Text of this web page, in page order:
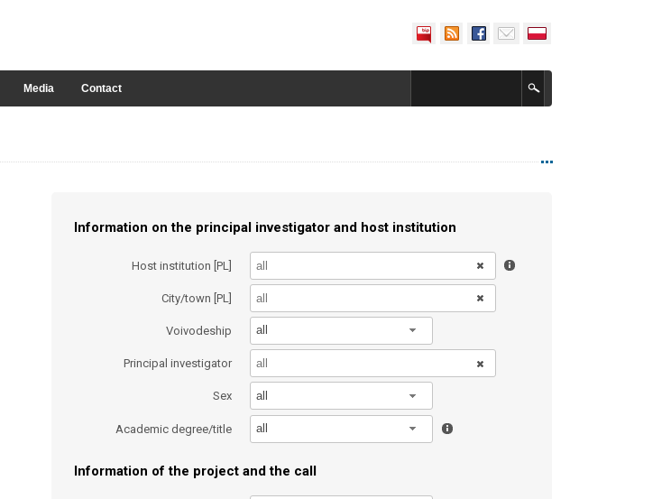
Media Contact
Information on the principal investigator and host institution
Host institution [PL]
City/town [PL]
Voivodeship all
Principal investigator
Sex all
Academic degree/title all
Information of the project and the call